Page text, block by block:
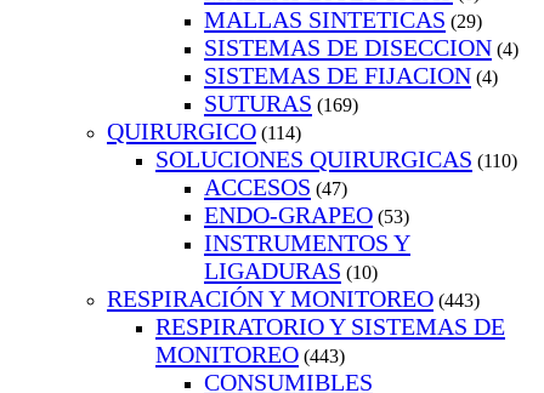
MALLAS SINTETICAS (29)
SISTEMAS DE DISECCION (4)
SISTEMAS DE FIJACION (4)
SUTURAS (169)
QUIRURGICO (114)
SOLUCIONES QUIRURGICAS (110)
ACCESOS (47)
ENDO-GRAPEO (53)
INSTRUMENTOS Y
LIGADURAS (10)
RESPIRACIÓN Y MONITOREO (443)
RESPIRATORIO Y SISTEMAS DE
MONITOREO (443)
CONSUMIBLES